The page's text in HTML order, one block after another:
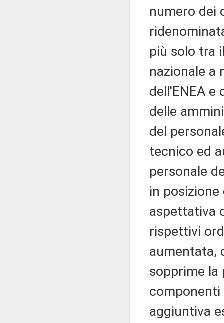
numero dei
più solo tra
nazionale a
dell'ENEA e
delle
del
tecnico ed
personale
in
aspettativa
rispettivi
aumentata,
sopprime la
componenti
aggiuntiva